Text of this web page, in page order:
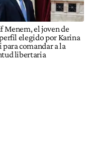
Menem, el joven de
elegido por Karina
comandar a la
libertaria